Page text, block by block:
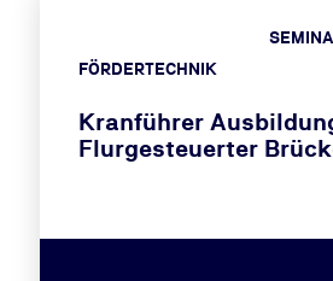
FÖRDERTECHNIK
Kranführer
Flurgesteuerter